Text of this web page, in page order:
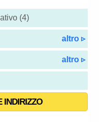
(4)
altro ▹
altro ▹
INDIRIZZO